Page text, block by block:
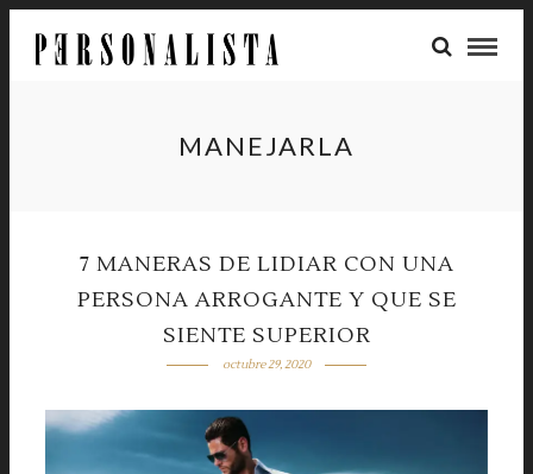
MANEJARLA
7 MANERAS DE LIDIAR CON UNA
PERSONA ARROGANTE Y QUE SE
SIENTE SUPERIOR
octubre 29, 2020